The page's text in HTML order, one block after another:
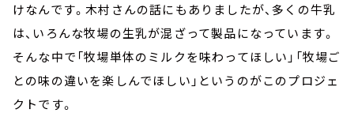
けなんです。木村さんの話にもありましたが、多くの牛乳
は、いろんな牧場の生乳が混ざって製品になっています。
そんな中で「牧場単体のミルクを味わってほしい」「牧場ご
との味の違いを楽しんでほしい」というのがこのプロジェ
クトです。